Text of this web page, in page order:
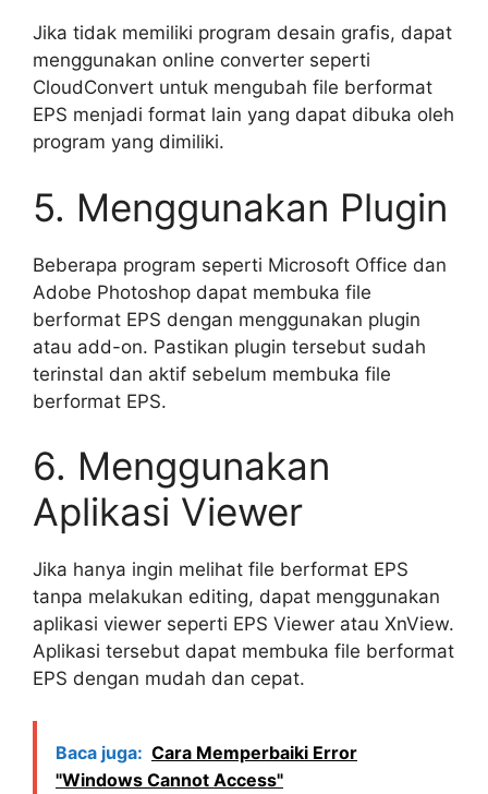
Jika tidak memiliki program desain grafis, dapat
menggunakan online converter seperti
CloudConvert untuk mengubah file berformat
EPS menjadi format lain yang dapat dibuka oleh
program yang dimiliki.
5. Menggunakan Plugin
Beberapa program seperti Microsoft Office dan
Adobe Photoshop dapat membuka file
berformat EPS dengan menggunakan plugin
atau add-on. Pastikan plugin tersebut sudah
terinstal dan aktif sebelum membuka file
berformat EPS.
6. Menggunakan
Aplikasi Viewer
Jika hanya ingin melihat file berformat EPS
tanpa melakukan editing, dapat menggunakan
aplikasi viewer seperti EPS Viewer atau XnView.
Aplikasi tersebut dapat membuka file berformat
EPS dengan mudah dan cepat.
Baca juga: Cara Memperbaiki Error
"Windows Cannot Access"